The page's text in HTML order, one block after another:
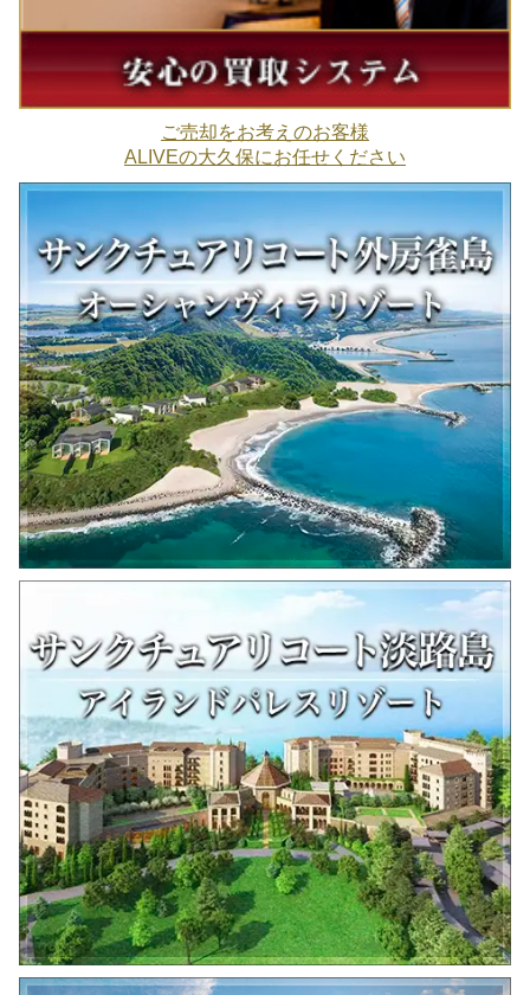
ご売却をお考えのお客様
ALIVEの大久保にお任せください